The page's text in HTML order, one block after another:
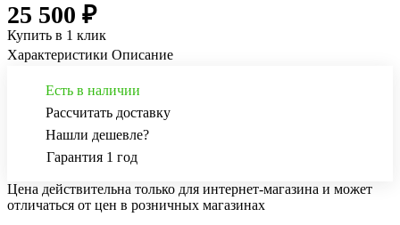
25 500 ₽
Купить в 1 клик
Характеристики Описание
Есть в наличии
Рассчитать доставку
Нашли дешевле?
Гарантия 1 год
Цена действительна только для интернет-магазина и может
отличаться от цен в розничных магазинах